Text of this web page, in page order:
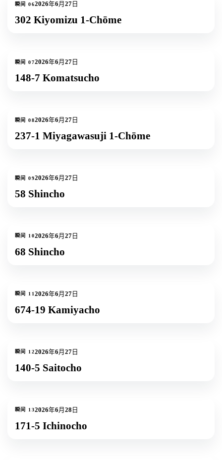
瞬间 062026年6月27日
302 Kiyomizu 1-Chōme
瞬间 072026年6月27日
148-7 Komatsucho
瞬间 082026年6月27日
237-1 Miyagawasuji 1-Chōme
瞬间 092026年6月27日
58 Shincho
瞬间 102026年6月27日
68 Shincho
瞬间 112026年6月27日
674-19 Kamiyacho
瞬间 122026年6月27日
140-5 Saitocho
瞬间 132026年6月28日
171-5 Ichinocho